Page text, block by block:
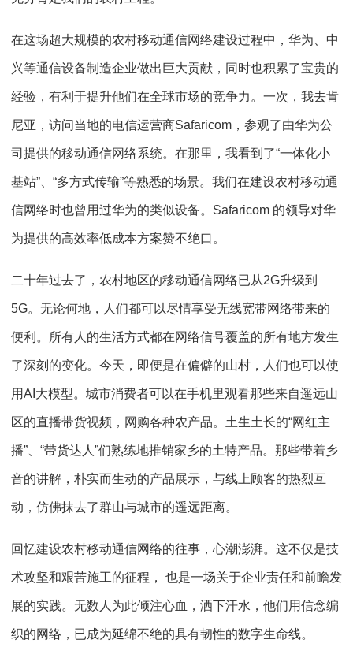
在这场超大规模的农村移动通信网络建设过程中，华为、中
兴等通信设备制造企业做出巨大贡献，同时也积累了宝贵的
经验，有利于提升他们在全球市场的竞争力。一次，我去肯
尼亚，访问当地的电信运营商Safaricom，参观了由华为公
司提供的移动通信网络系统。在那里，我看到了“一体化小
基站”、“多方式传输”等熟悉的场景。我们在建设农村移动通
信网络时也曾用过华为的类似设备。Safaricom 的领导对华
为提供的高效率低成本方案赞不绝口。
二十年过去了，农村地区的移动通信网络已从2G升级到
5G。无论何地，人们都可以尽情享受无线宽带网络带来的
便利。所有人的生活方式都在网络信号覆盖的所有地方发生
了深刻的变化。今天，即便是在偏僻的山村，人们也可以使
用AI大模型。城市消费者可以在手机里观看那些来自遥远山
区的直播带货视频，网购各种农产品。土生土长的“网红主
播”、“带货达人”们熟练地推销家乡的土特产品。那些带着乡
音的讲解，朴实而生动的产品展示，与线上顾客的热烈互
动，仿佛抹去了群山与城市的遥远距离。
回忆建设农村移动通信网络的往事，心潮澎湃。这不仅是技
术攻坚和艰苦施工的征程， 也是一场关于企业责任和前瞻发
展的实践。无数人为此倾注心血，洒下汗水，他们用信念编
织的网络，已成为延绵不绝的具有韧性的数字生命线。